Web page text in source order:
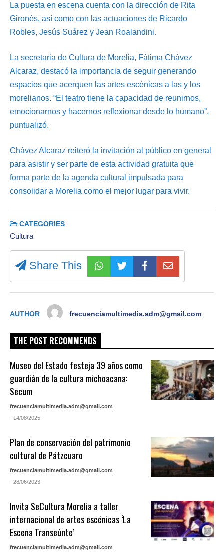
La puesta en escena cuenta con la dirección de Rita
Gironès, así como con las actuaciones de Ricardo
Robles, Jesús Suárez y Jean Roalandini.
La secretaria de Cultura de Morelia, Fátima Chávez
Alcaraz, destacó la importancia de seguir generando
espacios que acerquen las artes escénicas a las y los
morelianos. “El teatro tiene la capacidad de reunirnos,
emocionarnos y hacernos reflexionar desde lo humano”,
puntualizó.
Chávez Alcaraz reiteró la invitación al público en general
para asistir y ser parte de esta actividad gratuita que
forma parte de la agenda cultural impulsada para
consolidar a Morelia como el mejor lugar para vivir.
CATEGORIES
Cultura
Share This
AUTHOR frecuenciamultimedia.adm@gmail.com
THE POST RECOMMENDS
Museo del Estado festeja 39 años como
guardián de la cultura michoacana:
Secum
frecuenciamultimedia.adm@gmail.com
- 14/08/2025
Plan de conservación del patrimonio
cultural de Pátzcuaro
frecuenciamultimedia.adm@gmail.com
- 28/06/2023
Invita SeCultura Morelia a taller
internacional de artes escénicas ‘La
Escena Transeúnte’
frecuenciamultimedia.adm@gmail.com